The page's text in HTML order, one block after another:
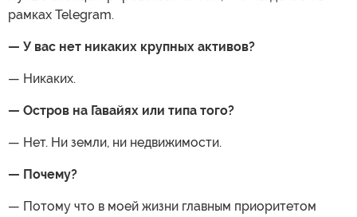
рамках Telegram.
— У вас нет никаких крупных активов?
— Никаких.
— Остров на Гавайях или типа того?
— Нет. Ни земли, ни недвижимости.
— Почему?
— Потому что в моей жизни главным приоритетом